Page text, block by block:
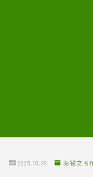
2025.10.26 お役立ち